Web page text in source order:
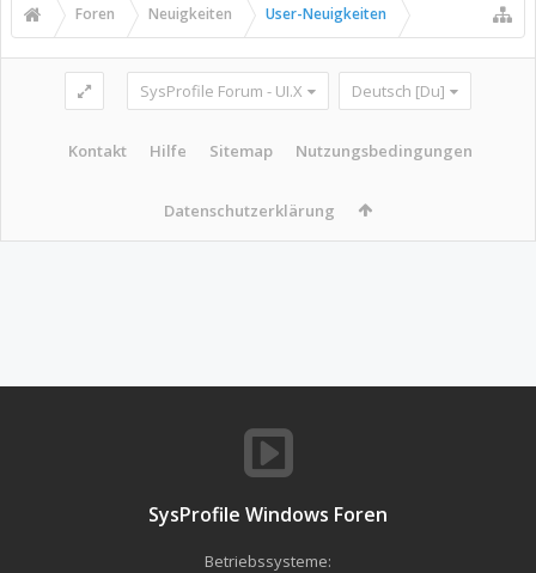
Foren Neuigkeiten User-Neuigkeiten
SysProfile Forum - UI.X Deutsch [Du]
Kontakt Hilfe Sitemap Nutzungsbedingungen
Datenschutzerklärung
SysProfile Windows Foren
Betriebssysteme: